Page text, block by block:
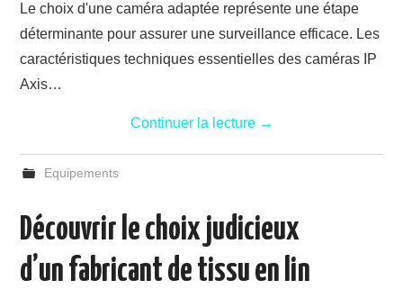
Le choix d'une caméra adaptée représente une étape
déterminante pour assurer une surveillance efficace. Les
caractéristiques techniques essentielles des caméras IP
Axis…
Continuer la lecture →
Equipements
Découvrir le choix judicieux
d’un fabricant de tissu en lin